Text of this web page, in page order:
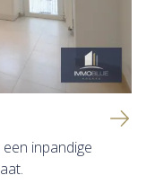
inpandige